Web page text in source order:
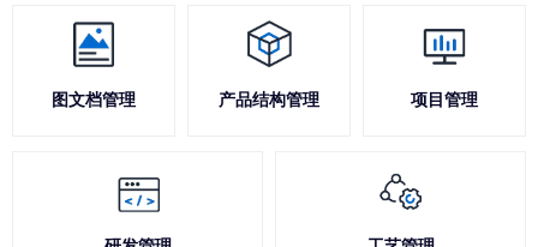
图文档管理 产品结构管理 项目管理